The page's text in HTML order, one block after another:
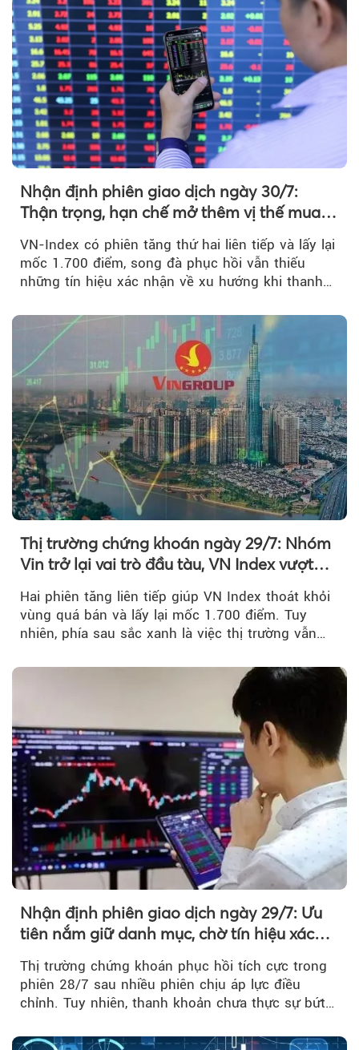
Nhận định phiên giao dịch ngày 30/7:
Thận trọng, hạn chế mở thêm vị thế mua
VN-Index có phiên tăng thứ hai liên tiếp và lấy lại
mốc 1.700 điểm, song đà phục hồi vẫn thiếu
những tín hiệu xác nhận về xu hướng khi thanh
Thị trường chứng khoán ngày 29/7: Nhóm
Vin trở lại vai trò đầu tàu, VN Index vượt
Hai phiên tăng liên tiếp giúp VN Index thoát khỏi
vùng quá bán và lấy lại mốc 1.700 điểm. Tuy
nhiên, phía sau sắc xanh là việc thị trường vẫn
tiền vẫn chưa thực sự trở lại.
Nhận định phiên giao dịch ngày 29/7: Ưu
tiên nắm giữ danh mục, chờ tín hiệu xác
Thị trường chứng khoán phục hồi tích cực trong
phiên 28/7 sau nhiều phiên chịu áp lực điều
chỉnh. Tuy nhiên, thanh khoản chưa thực sự bứt